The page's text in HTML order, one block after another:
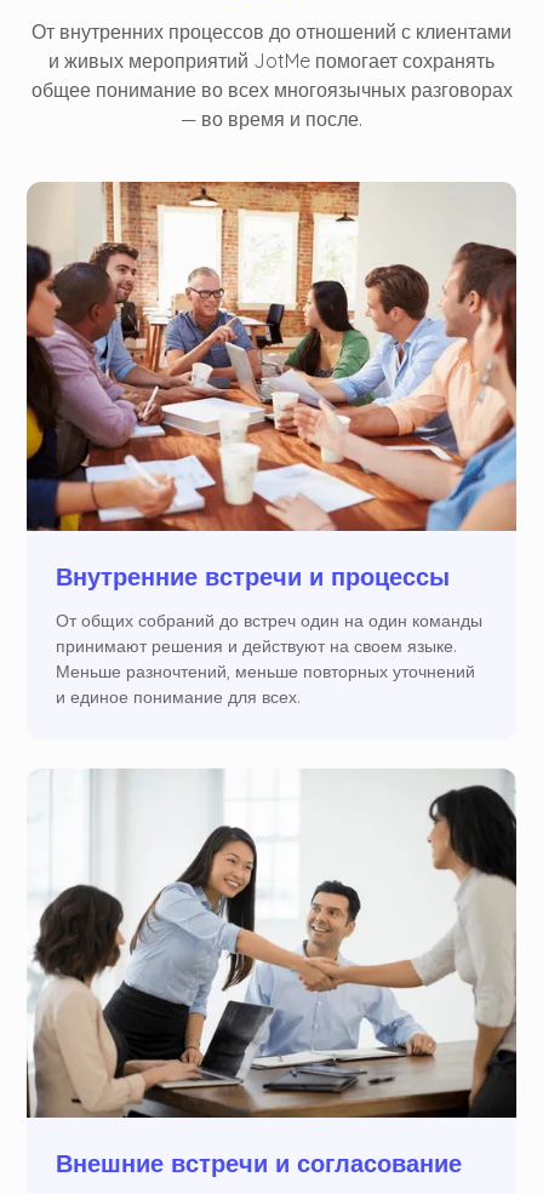
От внутренних процессов до отношений с клиентами
и живых мероприятий JotMe помогает сохранять
общее понимание во всех многоязычных разговорах
— во время и после.
Внутренние встречи и процессы
От общих собраний до встреч один на один команды
принимают решения и действуют на своем языке.
Меньше разночтений, меньше повторных уточнений
и единое понимание для всех.
Внешние встречи и согласование